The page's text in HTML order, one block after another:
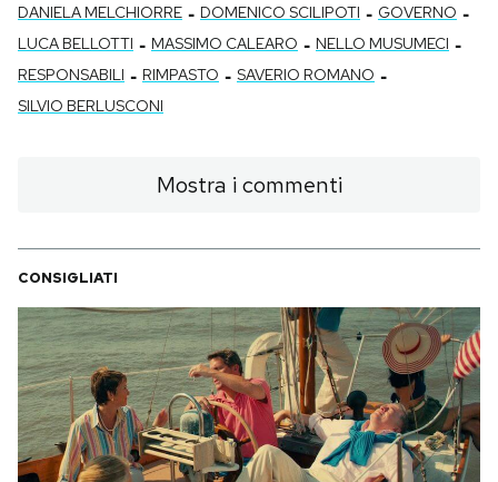
DANIELA MELCHIORRE - DOMENICO SCILIPOTI - GOVERNO -
LUCA BELLOTTI - MASSIMO CALEARO - NELLO MUSUMECI -
RESPONSABILI - RIMPASTO - SAVERIO ROMANO -
SILVIO BERLUSCONI
Mostra i commenti
CONSIGLIATI